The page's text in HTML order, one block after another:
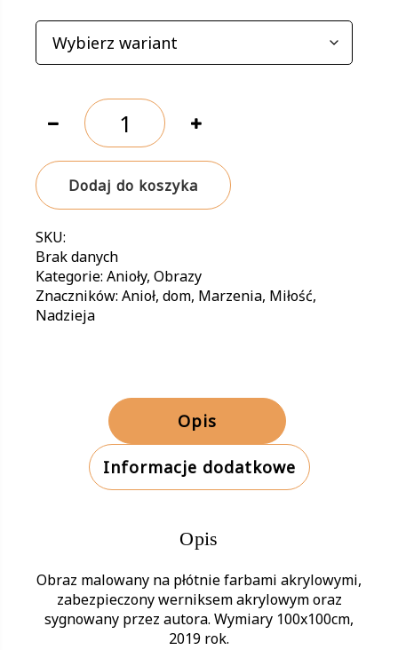
Dom
miejsce,
gdzie
zaczynają
miłość,
nadzieja,
marzenia
Dodaj do koszyka
SKU:
Brak danych
Kategorie:Anioły,Obrazy
Znaczników:Anioł,dom, Marzenia, Miłość,
Nadzieja
Opis
Informacje dodatkowe
Opis
Obraz malowany na płótnie farbami akrylowymi,
zabezpieczony werniksem akrylowym oraz
sygnowany przez autora. Wymiary 100x100cm,
2019 rok.